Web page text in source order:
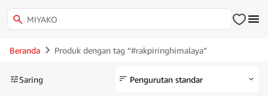
Beranda Produk dengan tag “#rakpiringhimalaya”
Saring